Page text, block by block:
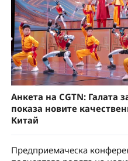
Анкета на CGTN: Галата
показа новите
Китай
Предприемаческа